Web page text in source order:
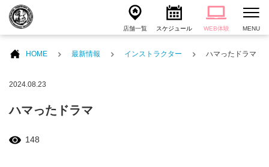
店舗一覧 スケジュール WEB体験 MENU
HOME 最新情報 インストラクター ハマったドラマ
2024.08.23
ハマったドラマ
148